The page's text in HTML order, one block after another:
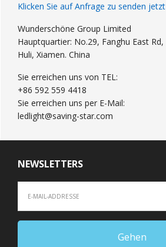
Klicken Sie auf Anfrage zu senden jetzt
Wunderschöne Group Limited
Hauptquartier: No.29, Fanghu East Rd,
Huli, Xiamen. China
Sie erreichen uns von TEL:
+86 592 559 4418
Sie erreichen uns per E-Mail:
ledlight@saving-star.com
NEWSLETTERS